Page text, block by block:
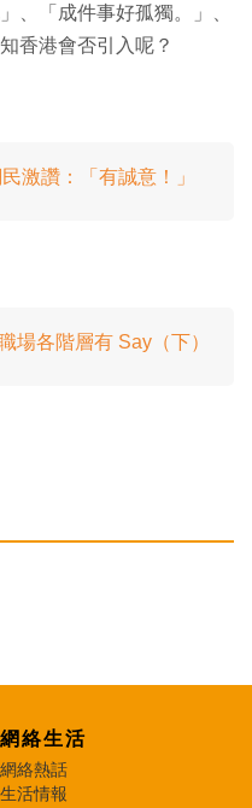
、「成件事好孤獨。」、
香港會否引入呢？
激讚：「有誠意！」
場各階層有 Say（下）
網絡生活
網絡熱話
生活情報